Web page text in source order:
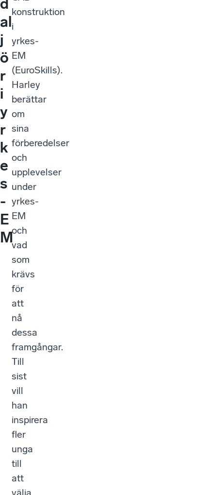
d
al
j
ö
r
i
y
r
k
e
s
-
E
M
konstruktion
i
yrkes-
EM
(EuroSkills).
Harley
berättar
om
sina
förberedelser
och
upplevelser
under
yrkes-
EM
och
vad
som
krävs
för
att
nå
dessa
framgångar.
Till
sist
vill
han
inspirera
fler
unga
till
att
välja